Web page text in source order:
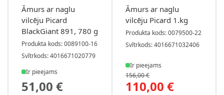
Āmurs ar naglu
vilcēju Picard
BlackGiant 891, 780 g
Produkta kods: 0089100-16
Svītrkods: 4016671020779
Ir pieejams
51,00 €
Āmurs ar naglu
vilcēju Picard 1.kg
Produkta kods: 0079500-22
Svītrkods: 4016671032406
Ir pieejams
110,00 €
156,00 €